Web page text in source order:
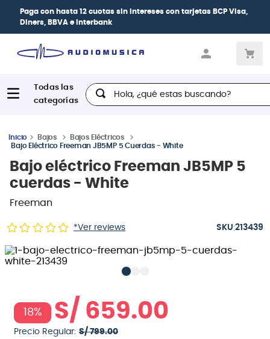
Paga con hasta 12 cuotas sin intereses con tarjetas BCP Visa,
Diners, BBVA e Interbank
Hola, ¿qué estas buscando?
Bajos
Bajos Eléctricos
Bajo Eléctrico Freeman JB5MP 5 Cuerdas - White
Bajo eléctrico Freeman JB5MP 5
cuerdas - White
Freeman
*Ver reviews :213439
18% S/ 659.00
Precio Regular: S/ 799.00